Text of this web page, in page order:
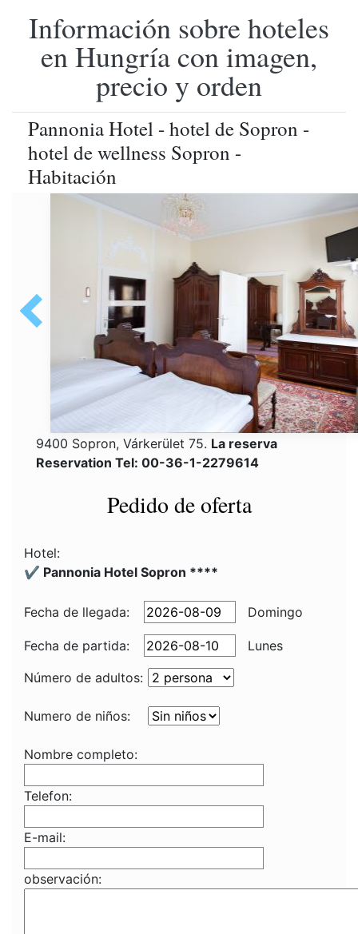
Información sobre hoteles
en Hungría con imagen,
precio y orden
Pannonia Hotel - hotel de Sopron -
hotel de wellness Sopron -
Habitación
9400 Sopron, Várkerület 75. La reserva
Reservation Tel: 00-36-1-2279614
Pedido de oferta
Hotel:
✔️ Pannonia Hotel Sopron ****
Fecha de llegada: Domingo
Fecha de partida:
Lunes
Número de adultos:
Numero de niños:
Nombre completo:
Telefon:
E-mail:
observación: